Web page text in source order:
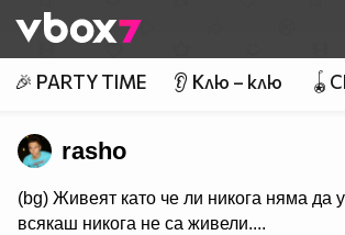
👾
🎉 PARTY TIME 👂 Клю – клю
rasho
(bg) Живеят като че ли никога няма да
всякаш никога не са живели....